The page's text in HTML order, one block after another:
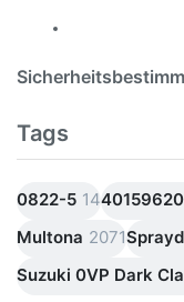
Tags
0822-5 14
Multona 2071
Suzuki 0VP Dark